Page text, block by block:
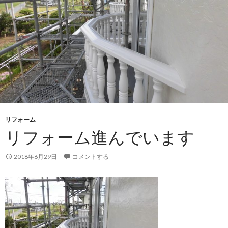
リフォーム
リフォーム進んでいます
2018年6月29日 コメントする